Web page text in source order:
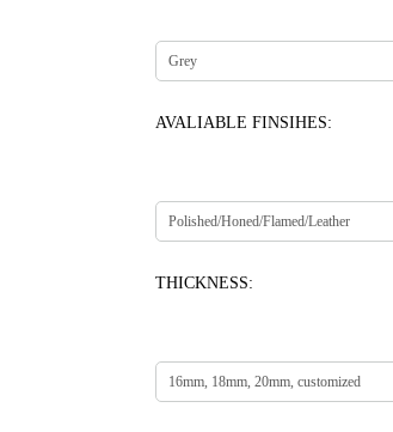
AVALIABLE FINSIHES:
THICKNESS: